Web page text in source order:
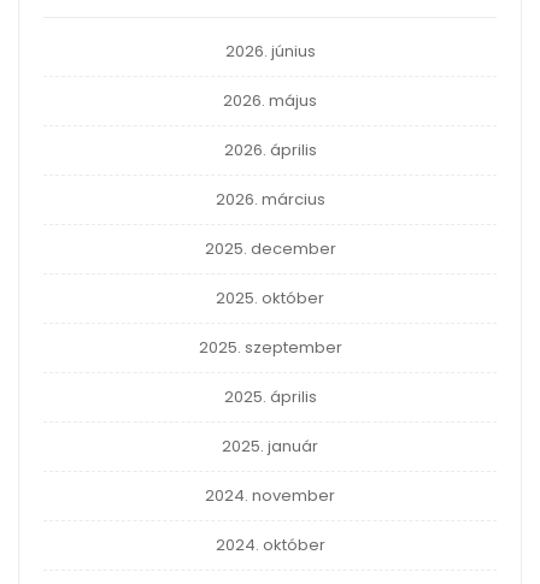
2026. június
2026. május
2026. április
2026. március
2025. december
2025. október
2025. szeptember
2025. április
2025. január
2024. november
2024. október